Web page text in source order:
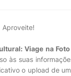
Aproveite!
Viage na
às suas
o upload de